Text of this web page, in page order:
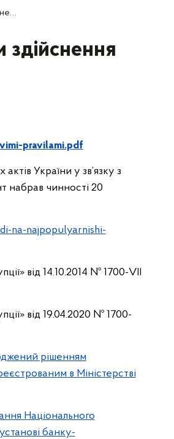
здійснення
pravilami.pdf
України у зв’язку з
набрав чинності 20
na-najpopulyarnishi-
від 14.10.2014 № 1700-VII
від 19.04.2020 № 1700-
рішенням
в Міністерстві
Національного
банку-